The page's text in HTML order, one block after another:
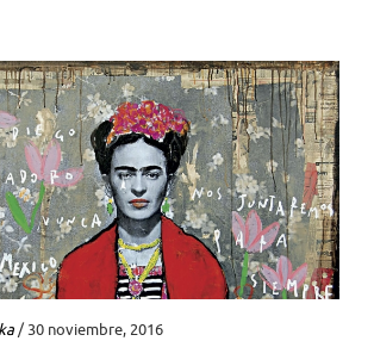
/ 30 noviembre, 2016